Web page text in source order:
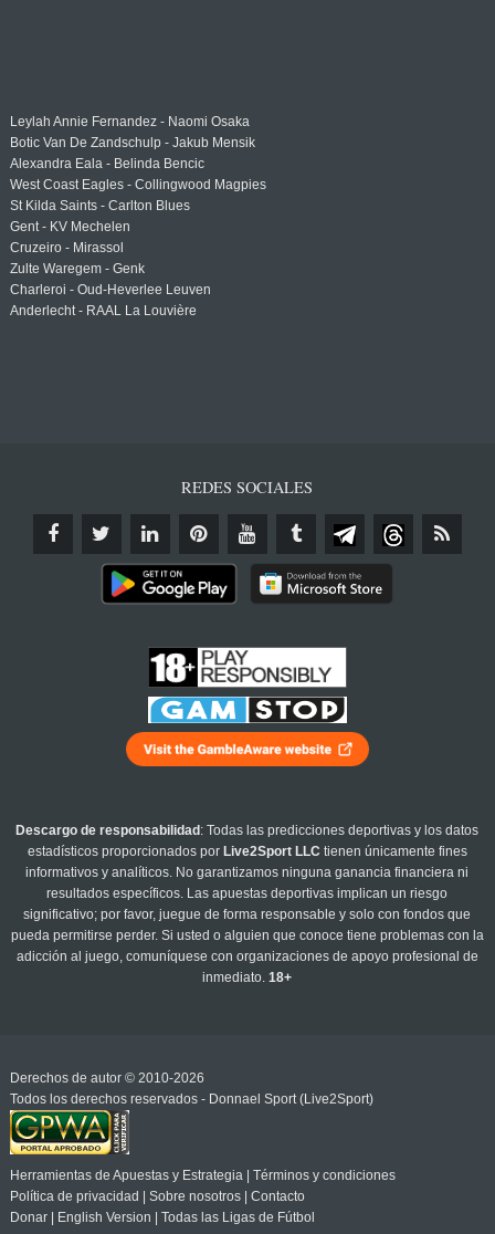
Leylah Annie Fernandez - Naomi Osaka
Botic Van De Zandschulp - Jakub Mensik
Alexandra Eala - Belinda Bencic
West Coast Eagles - Collingwood Magpies
St Kilda Saints - Carlton Blues
Gent - KV Mechelen
Cruzeiro - Mirassol
Zulte Waregem - Genk
Charleroi - Oud-Heverlee Leuven
Anderlecht - RAAL La Louvière
REDES SOCIALES
Descargo de responsabilidad : Todas las predicciones deportivas y los datos
estadísticos proporcionados por Live2Sport LLC tienen únicamente fines
informativos y analíticos. No garantizamos ninguna ganancia financiera ni
resultados específicos. Las apuestas deportivas implican un riesgo
significativo; por favor, juegue de forma responsable y solo con fondos que
pueda permitirse perder. Si usted o alguien que conoce tiene problemas con la
adicción al juego, comuníquese con organizaciones de apoyo profesional de
inmediato.18+
Derechos de autor © 2010-2026
Todos los derechos reservados - Donnael Sport (Live2Sport)
Herramientas de Apuestas y Estrategia| Términos y condiciones
Política de privacidad
Sobre nosotros| Contacto
Donar| English Version Todas las Ligas de Fútbol